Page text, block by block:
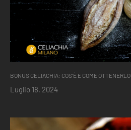
BONUS CELIACHIA: COS’È E COME OTTENERLO
Luglio 18, 2024